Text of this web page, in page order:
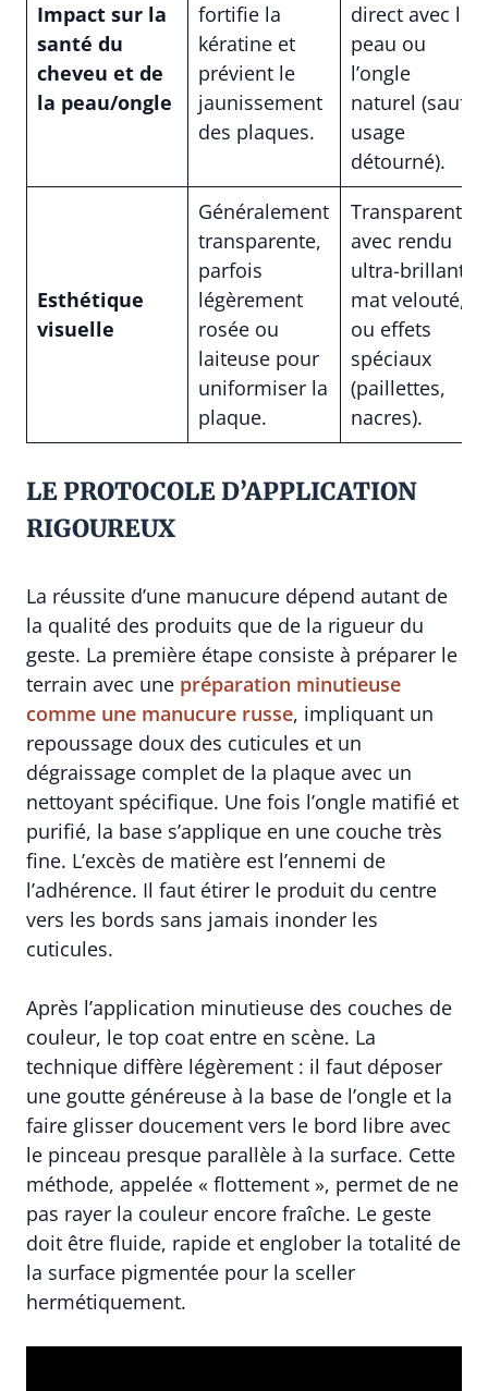
Impact sur la
santé du
cheveu et de
la peau/ongle
fortifie la
kératine et
prévient le
jaunissement
des plaques.
direct avec la
peau ou
l’ongle
naturel (sauf
usage
détourné).
Esthétique
visuelle
Généralement
transparente,
parfois
légèrement
rosée ou
laiteuse pour
uniformiser la
plaque.
Transparente
avec rendu
ultra-brillant,
mat velouté,
ou effets
spéciaux
(paillettes,
nacres).
LE PROTOCOLE D’APPLICATION
RIGOUREUX
La réussite d’une manucure dépend autant de
la qualité des produits que de la rigueur du
geste. La première étape consiste à préparer le
terrain avec une préparation minutieuse
comme une manucure russe, impliquant un
repoussage doux des cuticules et un
dégraissage complet de la plaque avec un
nettoyant spécifique. Une fois l’ongle matifié et
purifié, la base s’applique en une couche très
fine. L’excès de matière est l’ennemi de
l’adhérence. Il faut étirer le produit du centre
vers les bords sans jamais inonder les
cuticules.
Après l’application minutieuse des couches de
couleur, le top coat entre en scène. La
technique diffère légèrement : il faut déposer
une goutte généreuse à la base de l’ongle et la
faire glisser doucement vers le bord libre avec
le pinceau presque parallèle à la surface. Cette
méthode, appelée « flottement », permet de ne
pas rayer la couleur encore fraîche. Le geste
doit être fluide, rapide et englober la totalité de
la surface pigmentée pour la sceller
hermétiquement.